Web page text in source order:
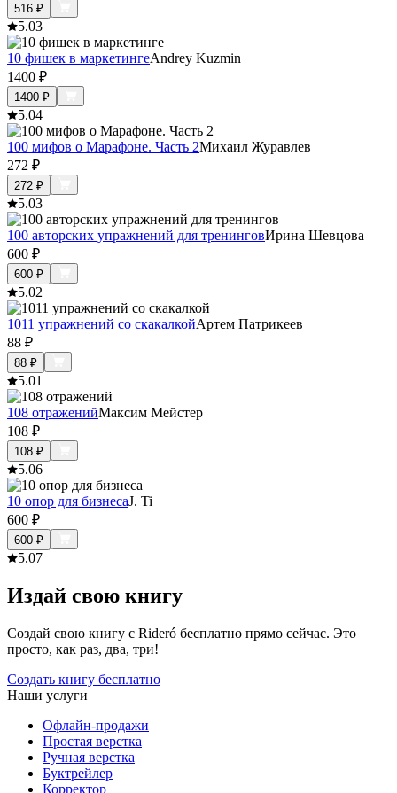
516 ₽
5.03
10 фишек в маркетингеAndrey Kuzmin
1400 ₽
1400 ₽
5.04
100 мифов о Марафоне. Часть 2Михаил Журавлев
272 ₽
272 ₽
5.03
100 авторских упражнений для тренинговИрина Шевцова
600 ₽
600 ₽
5.02
1011 упражнений со скакалкойАртем Патрикеев
88 ₽
88 ₽
5.01
108 отраженийМаксим Мейстер
108 ₽
108 ₽
5.06
10 опор для бизнесаJ. Ti
600 ₽
600 ₽
5.07
Издай свою книгу
Создай свою книгу с Rideró бесплатно прямо сейчас. Это
просто, как раз, два, три!
Создать книгу бесплатно
Наши услуги
Офлайн-продажи
Простая верстка
Ручная верстка
Буктрейлер
Корректор